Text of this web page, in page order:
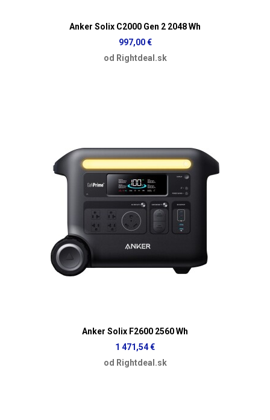
Anker Solix C2000 Gen 2 2048 Wh
997,00 €
od Rightdeal.sk
Anker Solix F2600 2560 Wh
1 471,54 €
od Rightdeal.sk